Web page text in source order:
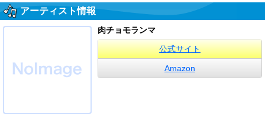
アーティスト情報
肉チョモランマ
公式サイト
Amazon